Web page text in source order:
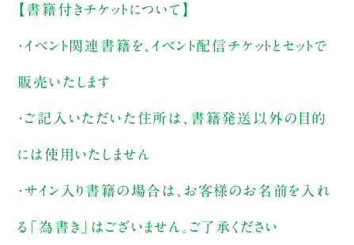
【書籍付きチケットについて】
・イベント関連書籍を、イベント配信チケットとセットで
販売いたします
・ご記入いただいた住所は、書籍発送以外の目的
には使用いたしません
・サイン入り書籍の場合は、お客様のお名前を入れ
る「為書き」はございません。ご了承ください